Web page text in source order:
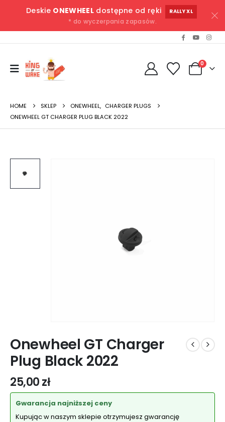
Deskie ONEWHEELdostępne od ręki RALLY XL
* do wyczerpania zapasów.
0
HOME SKLEP ONEWHEEL, CHARGER PLUGS
ONEWHEEL GT CHARGER PLUG BLACK 2022
Onewheel GT Charger
Plug Black 2022
25,00zł
Gwarancja najniższej ceny
Kupując w naszym sklepie otrzymujesz gwarancję